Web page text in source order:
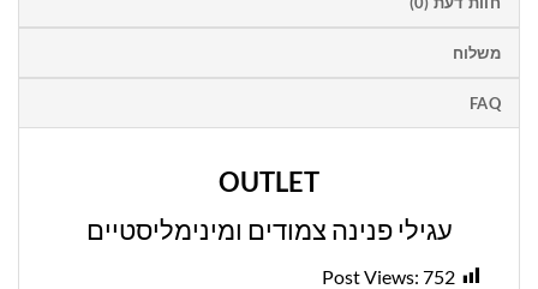
משלוח
FAQ
OUTLET
עגילי פנינה צמודים ומינימליסטיים
Post Views: 752